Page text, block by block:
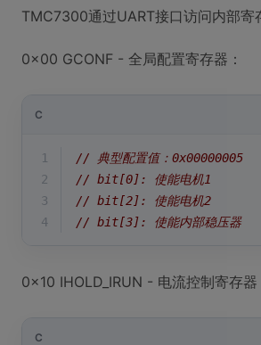
TMC7300通过UART接口访问内部寄
0x00 GCONF - 全局配置寄存器：
C
1
// 典型配置值：0x00000005
2
// bit[0]: 使能电机1
3
// bit[2]: 使能电机2
4
// bit[3]: 使能内部稳压器
0x10 IHOLD_IRUN - 电流控制寄存器
C